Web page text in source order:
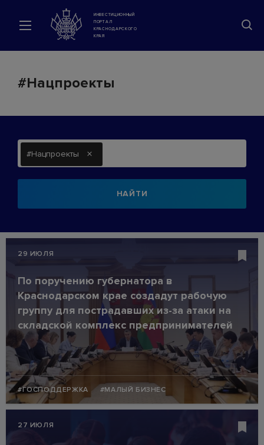
ИНВЕСТИЦИОННЫЙ
ПОРТАЛ
КРАСНОДАРСКОГО
КРАЯ
#Нацпроекты
×
#Нацпроекты
НАЙТИ
29 ИЮЛЯ
По поручению губернатора в
Краснодарском крае создадут рабочую
группу для пострадавших из-за атаки на
складской комплекс предпринимателей
#ГОСПОДДЕРЖКА #МАЛЫЙ БИЗНЕС
27 ИЮЛЯ